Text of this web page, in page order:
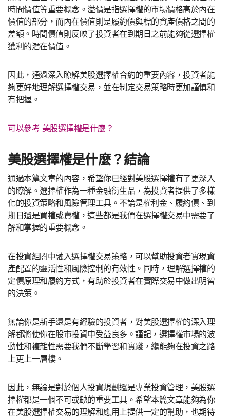
時間價值等重要概念。溢價是指選擇權的市場價格高於內在
價值的部分，而內在價值則是履約價與標的資產價格之間的
差額。時間價值則反映了投資者在到期日之前能夠從選擇權
獲利的潛在價值。
因此，通過深入瞭解美股選擇權合約的重要內容，投資者能
夠更好地理解選擇權交易，並在制定交易策略時更加謹慎和
有把握。
可以參考 美股選擇權是什麼？
美股選擇權是什麼？結論
通過本篇文章的內容，希望你已經對美股選擇權有了更深入
的瞭解。選擇權作為一種金融衍生品，為投資者提供了多樣
化的投資策略和風險管理工具。不論是權利金、履約價、到
期日還是買權或賣權，這些都是我們在選擇權交易中需要了
解和掌握的重要概念。
在投資組閤中融入選擇權交易策略，可以幫助投資者實現資
產配置的靈活性和風險控制的有效性。同時，理解選擇權的
定價原理和履約方式，有助於投資者在實際交易中做出明智
的決策。
無論你是新手還是有經驗的投資者，對美股選擇權的深入理
解都將使你在股市投資中受益良多。謹記，選擇權市場的波
動性和複雜性需要我們不斷學習和實踐，纔能夠在投資之路
上更上一層樓。
因此，無論是對於個人投資規劃還是專業投資管理，美股選
擇權都是一個不可或缺的重要工具。希望本篇文章能夠為你
在美股選擇權交易的理解和應用上提供一定的幫助，也期待